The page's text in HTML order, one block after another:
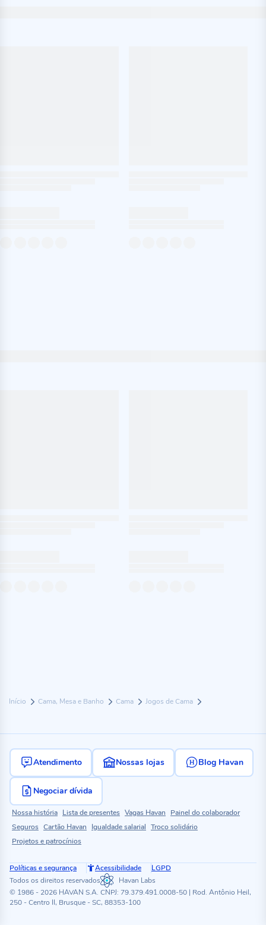
Início Cama, Mesa e Banho Cama Jogos de Cama
Atendimento Nossas lojas Blog Havan
Negociar dívida
Nossa história Lista de presentes Vagas Havan
Painel do colaborador
Seguros Cartão Havan Igualdade salarial Troco solidário
Projetos e patrocínios
Políticas e segurança Acessibilidade
LGPD
Todos os direitos reservados
Havan Labs
© 1986 - 2026 HAVAN S.A. CNPJ: 79.379.491.0008-50 | Rod. Antônio Heil,
250 - Centro II, Brusque - SC, 88353-100